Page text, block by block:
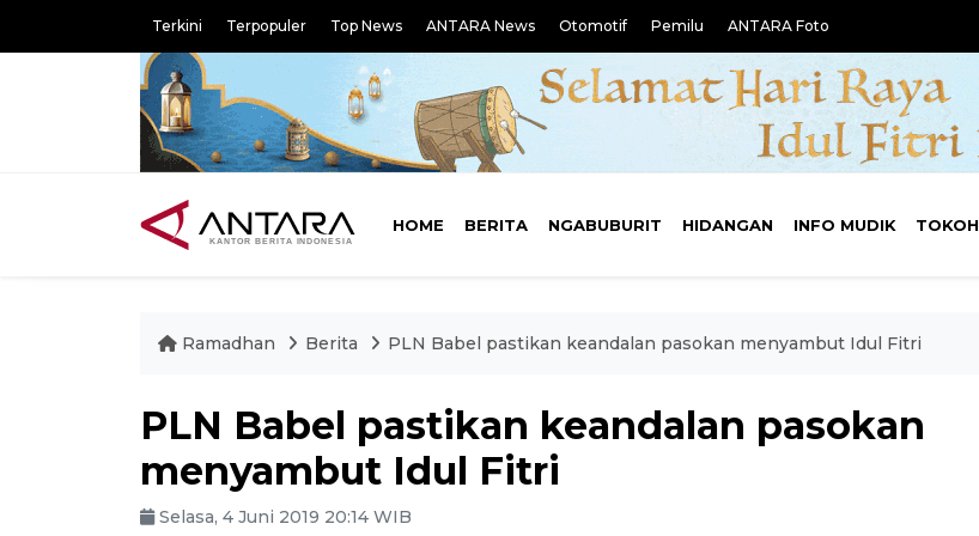
Terkini Terpopuler Top News ANTARA News Otomotif Pemilu ANTARA Foto
HOME BERITA NGABUBURIT HIDANGAN INFO MUDIK TOKOH
Ramadhan Berita PLN Babel pastikan keandalan pasokan menyambut Idul Fitri
PLN Babel pastikan keandalan pasokan
menyambut Idul Fitri
Selasa, 4 Juni 2019 20:14 WIB